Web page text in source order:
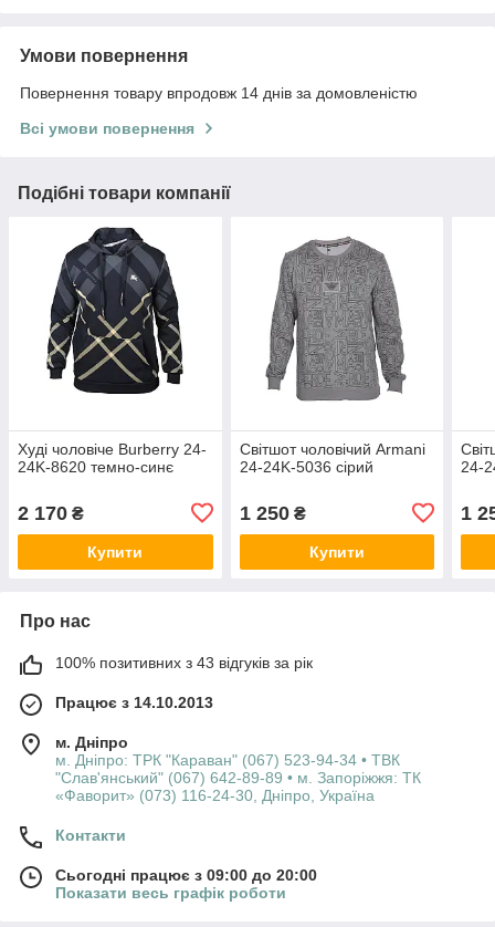
Умови повернення
Повернення товару впродовж 14 днів за домовленістю
Всі умови повернення
Подібні товари компанії
Худі чоловіче Burberry 24-
24K-8620 темно-синє
2 170 ₴
Купити
Світшот чоловічий Armani
24-24K-5036 сірий
1 250₴
Купити
24-
1
Про нас
100% позитивних з 43 відгуків за рік
Працює з 14.10.2013
м. Дніпро
м. Дніпро: ТРК "Караван" (067) 523-94-34 • ТВК
"Слав'янський" (067) 642-89-89 • м. Запоріжжя: ТК
«Фаворит» (073) 116-24-30, Дніпро, Україна
Контакти
Сьогодні працює з 09:00 до 20:00
Показати весь графік роботи